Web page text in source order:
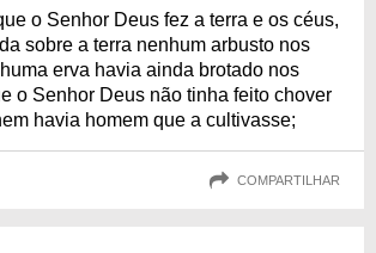
o Senhor Deus fez a terra e os céus,
sobre a terra nenhum arbusto nos
erva havia ainda brotado nos
o Senhor Deus não tinha feito chover
havia homem que a cultivasse;
COMPARTILHAR